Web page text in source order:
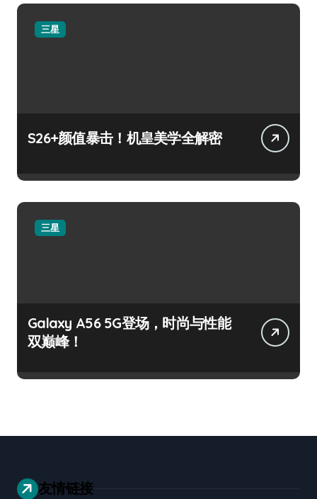
三星
S26+颜值暴击！机皇美学全解密
三星
Galaxy A56 5G登场，时尚与性能
双巅峰！
友情链接